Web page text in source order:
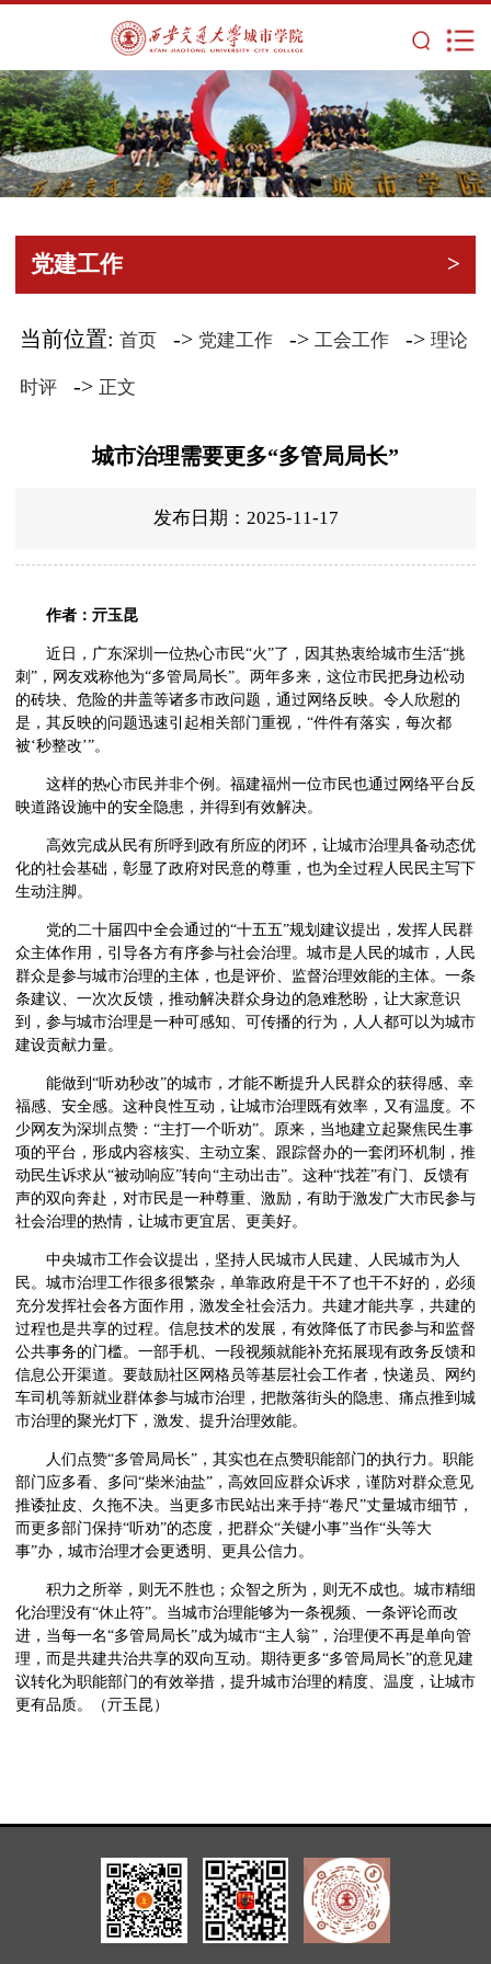
党建工作 >
当前位置:首页 -> 党建工作 -> 工会工作 -> 理论
时评 -> 正文
城市治理需要更多“多管局局长”
发布日期：2025-11-17
作者：亓玉昆
近日，广东深圳一位热心市民“火”了，因其热衷给城市生活“挑
刺”，网友戏称他为“多管局局长”。两年多来，这位市民把身边松动
的砖块、危险的井盖等诸多市政问题，通过网络反映。令人欣慰的
是，其反映的问题迅速引起相关部门重视，“件件有落实，每次都
被‘秒整改’”。
这样的热心市民并非个例。福建福州一位市民也通过网络平台反
映道路设施中的安全隐患，并得到有效解决。
高效完成从民有所呼到政有所应的闭环，让城市治理具备动态优
化的社会基础，彰显了政府对民意的尊重，也为全过程人民民主写下
生动注脚。
党的二十届四中全会通过的“十五五”规划建议提出，发挥人民群
众主体作用，引导各方有序参与社会治理。城市是人民的城市，人民
群众是参与城市治理的主体，也是评价、监督治理效能的主体。一条
条建议、一次次反馈，推动解决群众身边的急难愁盼，让大家意识
到，参与城市治理是一种可感知、可传播的行为，人人都可以为城市
建设贡献力量。
能做到“听劝秒改”的城市，才能不断提升人民群众的获得感、幸
福感、安全感。这种良性互动，让城市治理既有效率，又有温度。不
少网友为深圳点赞：“主打一个听劝”。原来，当地建立起聚焦民生事
项的平台，形成内容核实、主动立案、跟踪督办的一套闭环机制，推
动民生诉求从“被动响应”转向“主动出击”。这种“找茬”有门、反馈有
声的双向奔赴，对市民是一种尊重、激励，有助于激发广大市民参与
社会治理的热情，让城市更宜居、更美好。
中央城市工作会议提出，坚持人民城市人民建、人民城市为人
民。城市治理工作很多很繁杂，单靠政府是干不了也干不好的，必须
充分发挥社会各方面作用，激发全社会活力。共建才能共享，共建的
过程也是共享的过程。信息技术的发展，有效降低了市民参与和监督
公共事务的门槛。一部手机、一段视频就能补充拓展现有政务反馈和
信息公开渠道。要鼓励社区网格员等基层社会工作者，快递员、网约
车司机等新就业群体参与城市治理，把散落街头的隐患、痛点推到城
市治理的聚光灯下，激发、提升治理效能。
人们点赞“多管局局长”，其实也在点赞职能部门的执行力。职能
部门应多看、多问“柴米油盐”，高效回应群众诉求，谨防对群众意见
推诿扯皮、久拖不决。当更多市民站出来手持“卷尺”丈量城市细节，
而更多部门保持“听劝”的态度，把群众“关键小事”当作“头等大
事”办，城市治理才会更透明、更具公信力。
积力之所举，则无不胜也；众智之所为，则无不成也。城市精细
化治理没有“休止符”。当城市治理能够为一条视频、一条评论而改
进，当每一名“多管局局长”成为城市“主人翁”，治理便不再是单向管
理，而是共建共治共享的双向互动。期待更多“多管局局长”的意见建
议转化为职能部门的有效举措，提升城市治理的精度、温度，让城市
更有品质。（亓玉昆）